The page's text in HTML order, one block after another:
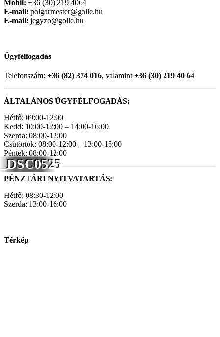
_DSC0525
Mobil: +36 (30) 219 4064
E-mail: polgarmester@golle.hu
E-mail: jegyzo@golle.hu
Ügyfélfogadás
Telefonszám: +36 (82) 374 016, valamint +36 (30) 219 40 64
ÁLTALÁNOS ÜGYFÉLFOGADÁS:
Hétfő: 09:00-12:00
Kedd: 10:00-12:00 – 14:00-16:00
Szerda: 08:00-12:00
Csütörtök: 08:00-12:00 – 13:00-15:00
Péntek: 08:00-12:00
PÉNZTÁRI NYITVATARTÁS:
Hétfő: 08:30-12:00
Szerda: 13:00-16:00
Térkép